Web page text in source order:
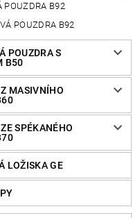
POUZDRA B92
POUZDRA B92
POUZDRA S
B50
MASIVNÍHO
SPÉKANÉHO
LOŽISKA GE